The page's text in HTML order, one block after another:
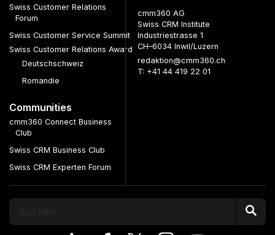
Swiss Customer Relations
Forum
Swiss Customer Service Summit
Swiss Customer Relations Award
Deutschschweiz
Romandie
Communities
cmm360 Connect Business
Club
Swiss CRM Business Club
Swiss CRM Experten Forum
cmm360 AG
Swiss CRM Institute
Industriestrasse 1
CH–6034 Inwil/Luzern
redaktion@cmm360.ch
T: +41 44 419 22 01